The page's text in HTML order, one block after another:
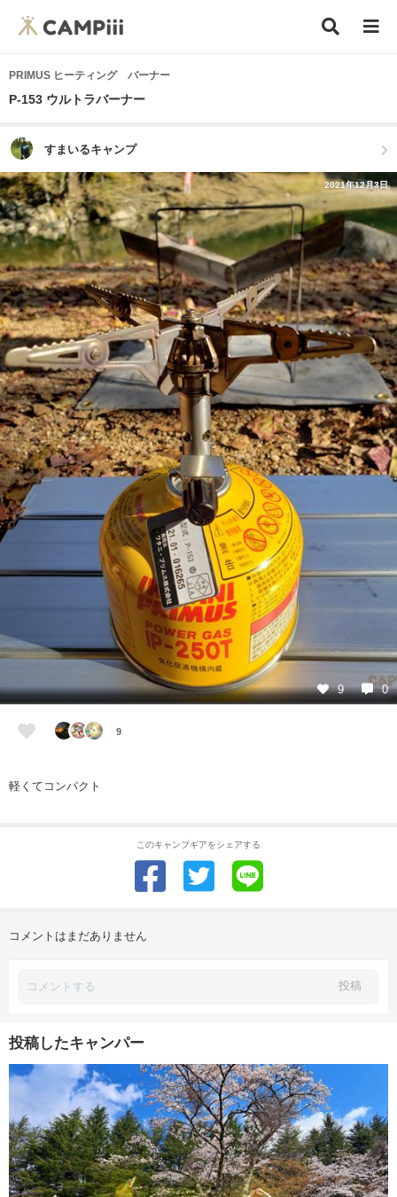
PRIMUS ヒーティング バーナー
P-153 ウルトラバーナー
すまいるキャンプ
2021年12月3日
9 0
9
軽くてコンパクト
このキャンプギアをシェアする
コメントはまだありません
投稿
投稿したキャンパー